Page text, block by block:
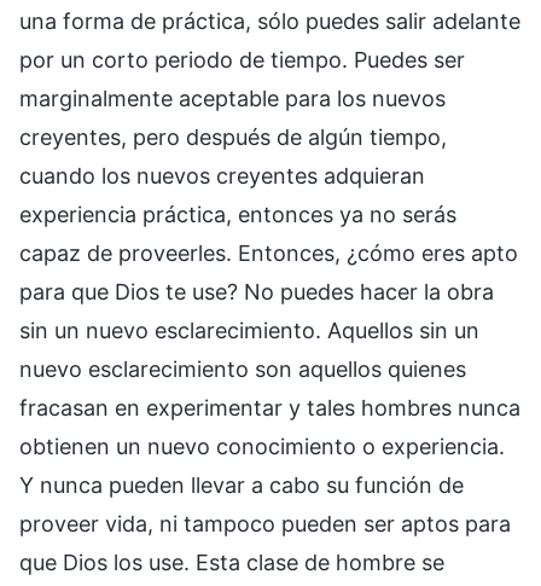
una forma de práctica, sólo puedes salir adelante
por un corto periodo de tiempo. Puedes ser
marginalmente aceptable para los nuevos
creyentes, pero después de algún tiempo,
cuando los nuevos creyentes adquieran
experiencia práctica, entonces ya no serás
capaz de proveerles. Entonces, ¿cómo eres apto
para que Dios te use? No puedes hacer la obra
sin un nuevo esclarecimiento. Aquellos sin un
nuevo esclarecimiento son aquellos quienes
fracasan en experimentar y tales hombres nunca
obtienen un nuevo conocimiento o experiencia.
Y nunca pueden llevar a cabo su función de
proveer vida, ni tampoco pueden ser aptos para
que Dios los use. Esta clase de hombre se